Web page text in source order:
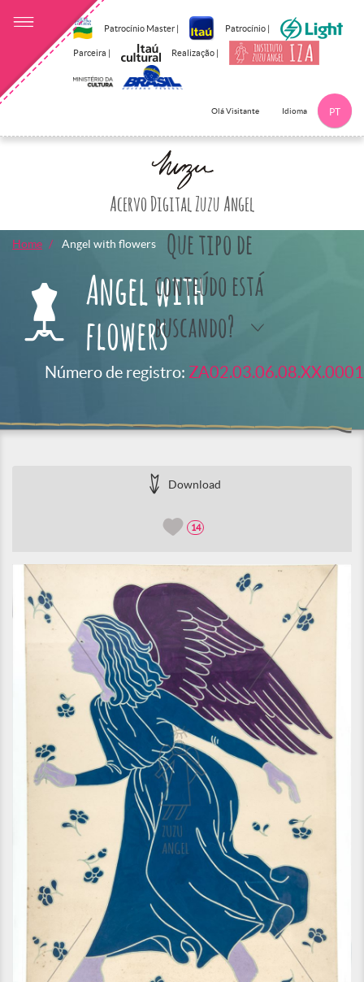
Patrocínio Master | Patrocínio |
Parceira | Realização |
Olá Visitante Idioma PT
Acervo Digital Zuzu Angel
Que tipo de
conteúdo está
buscando?
Home Angel with flowers
Angel with
flowers
Número de registro: ZA02.03.06.08.XX.0001
Download
14